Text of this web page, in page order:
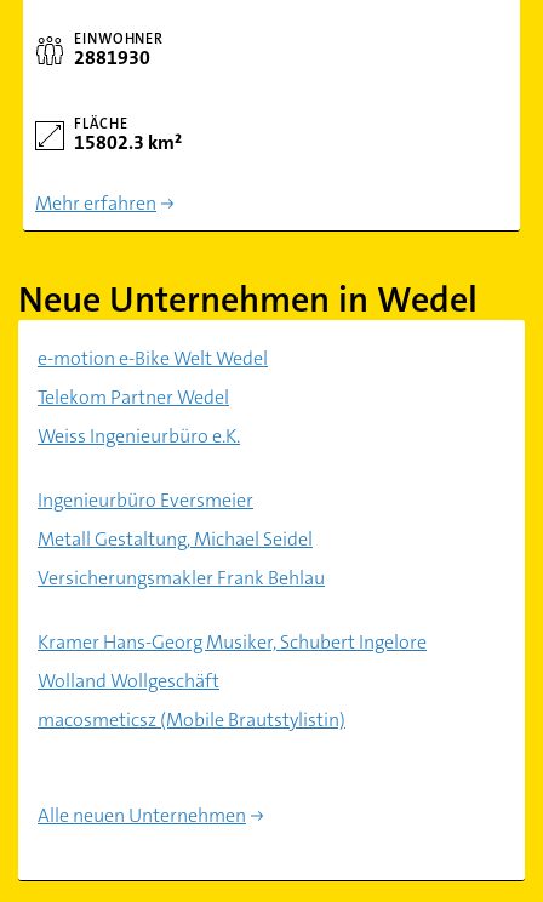
EINWOHNER
2881930
FLÄCHE
15802.3 km²
Mehr erfahren
Neue Unternehmen in Wedel
e-motion e-Bike Welt Wedel
Telekom Partner Wedel
Weiss Ingenieurbüro e.K.
Ingenieurbüro Eversmeier
Metall Gestaltung, Michael Seidel
Versicherungsmakler Frank Behlau
Kramer Hans-Georg Musiker, Schubert Ingelore
Wolland Wollgeschäft
macosmeticsz (Mobile Brautstylistin)
Alle neuen Unternehmen